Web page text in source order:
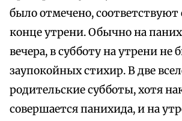
было отмечено,
конце утрени. Обычно на
вечера, в субботу на утрени не
заупокойных стихир. В две
родительские субботы, хотя
совершается панихида, и на